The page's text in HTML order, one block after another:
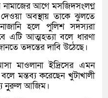
নামাজের আগে মসজিদসংলগ্ন
অবস্থায় তাকে ঝুলতে
হলে পুলিশ সদস্যরা
এটি আত্মহত্যা বলে ধারণা
তদন্তের দাবি উঠেছে।
মাওলানা ইদ্রিসের এমন
মন্তব্য করেছেন খুটাখালী
নুুরুল আজিম।